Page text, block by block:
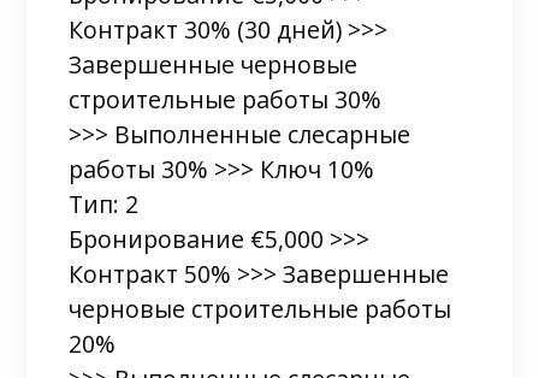
Контракт 30% (30 дней) >>>
Завершенные черновые
строительные работы 30%
>>> Выполненные слесарные
работы 30% >>> Ключ 10%
Тип: 2
Бронирование €5,000 >>>
Контракт 50% >>> Завершенные
черновые строительные работы
20%